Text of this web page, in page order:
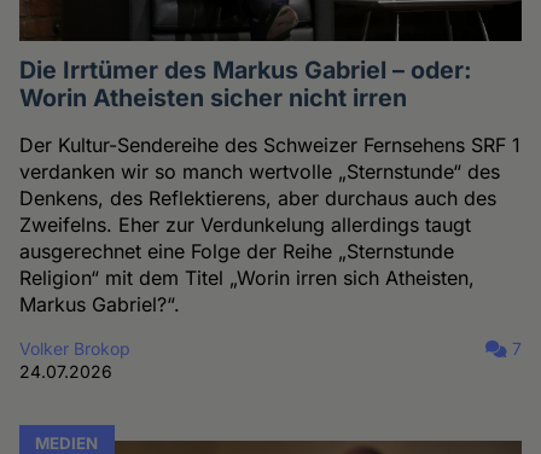
Die Irrtümer des Markus Gabriel – oder:
Worin Atheisten sicher nicht irren
Der Kultur-Sendereihe des Schweizer Fernsehens SRF 1
verdanken wir so manch wertvolle „Sternstunde“ des
Denkens, des Reflektierens, aber durchaus auch des
Zweifelns. Eher zur Verdunkelung allerdings taugt
ausgerechnet eine Folge der Reihe „Sternstunde
Religion“ mit dem Titel „Worin irren sich Atheisten,
Markus Gabriel?“.
Volker Brokop
24.07.2026
7
MEDIEN